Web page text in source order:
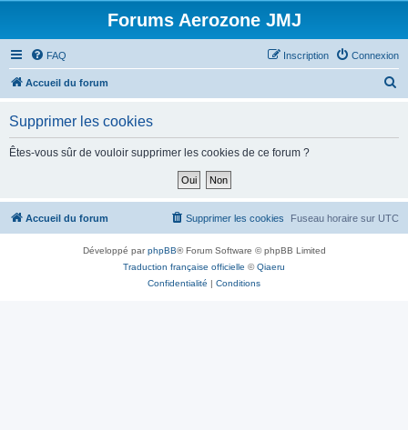
Forums Aerozone JMJ
FAQ Connexion
Inscription
Accueil du forum
h
Supprimer les cookies
Êtes-vous sûr de vouloir supprimer les cookies de ce forum ?
Accueil du forum Fuseau horaire sur UTC
Supprimer les cookies
Développé parphpBB® Forum Software © phpBB Limited
Traduction française officielle ©Qiaeru
Confidentialité | Conditions